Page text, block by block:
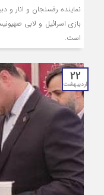
نماینده رفسنجان و انار
بازی اسرائیل و لابی
است.
22
اردیبهشت